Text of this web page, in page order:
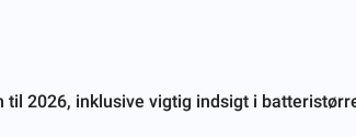
2026, inklusive vigtig indsigt i